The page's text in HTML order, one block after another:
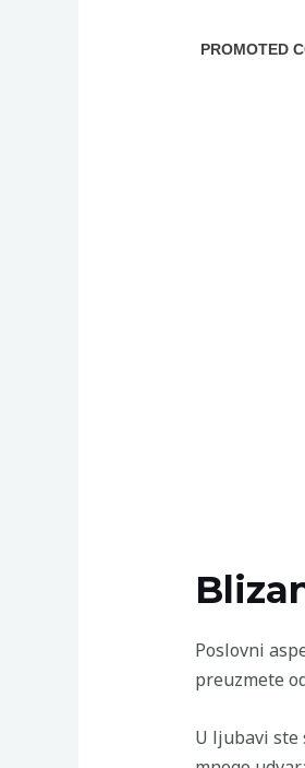
Poslovni
preuzmete
U ljubavi ste